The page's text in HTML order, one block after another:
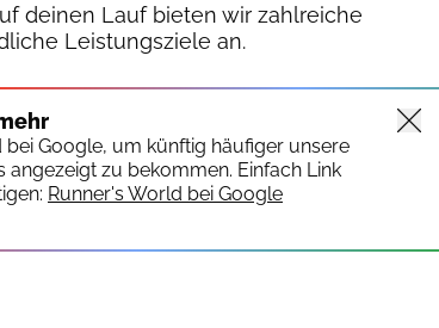
deinen Lauf bieten wir zahlreiche
Leistungsziele an.
bei Google, um künftig häufiger unsere
angezeigt zu bekommen. Einfach Link
Runner's World bei Google